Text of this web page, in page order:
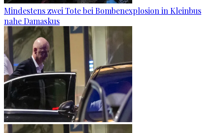
Mindestens zwei Tote bei Bombenexplosion in Kleinbus
nahe Damaskus